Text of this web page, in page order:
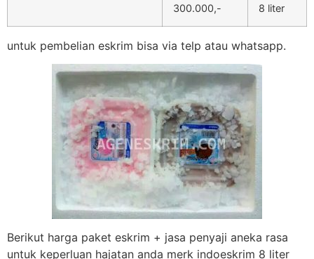
300.000,-
8 liter
untuk pembelian eskrim bisa via telp atau whatsapp.
Berikut harga paket eskrim + jasa penyaji aneka rasa
untuk keperluan hajatan anda merk indoeskrim 8 liter